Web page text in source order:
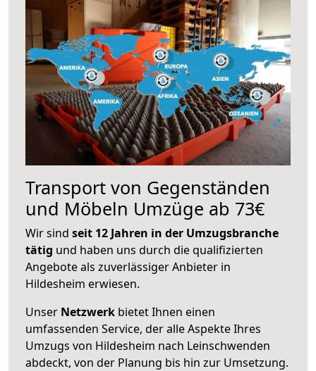
Transport von Gegenständen
und Möbeln Umzüge ab 73€
Wir sind seit 12 Jahren in der Umzugsbranche
tätig und haben uns durch die qualifizierten
Angebote als zuverlässiger Anbieter in
Hildesheim erwiesen.
Unser Netzwerk bietet Ihnen einen
umfassenden Service, der alle Aspekte Ihres
Umzugs von Hildesheim nach Leinschwenden
abdeckt, von der Planung bis hin zur Umsetzung.